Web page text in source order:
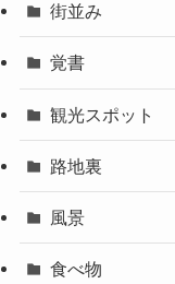
街並み
覚書
観光スポット
路地裏
風景
食べ物